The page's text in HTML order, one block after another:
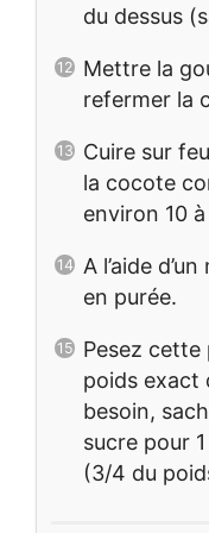
du dessus
Mettre la
refermer la
Cuire sur
la cocote
environ 10
A l’aide
en purée.
Pesez cette
poids exact
besoin,
sucre pour
(3/4 du